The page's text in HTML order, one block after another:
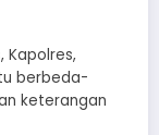
Kapolres,
berbeda-
keterangan